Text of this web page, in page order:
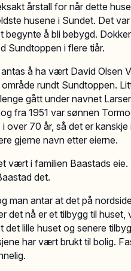
årstall for når dette
husene i Sundet. Det
begynte å bli bebygd.
Sundtoppen i flere tiår.
å ha vært David Olsen
rundt Sundtoppen.
gått under navnet
fra 1951 var sønnen
over 70 år, så det er
gjerne navn etter eierne.
vært i familien Baastads
det.
man antar at det på
det nå er et tilbygg til
det lille huset og senere
har vært brukt til bolig.